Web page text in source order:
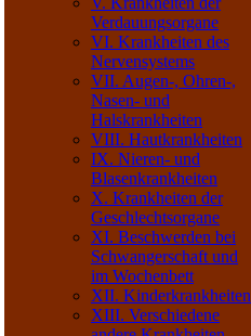
Verdauungsorgane
VI. Krankheiten des
Nervensystems
VII. Augen-, Ohren-,
Nasen- und
Halskrankheiten
VIII. Hautkrankheiten
IX. Nieren- und
Blasenkrankheiten
X. Krankheiten der
Geschlechtsorgane
XI. Beschwerden bei
Schwangerschaft und
im Wochenbett
XII. Kinderkrankheiten
XIII. Verschiedene